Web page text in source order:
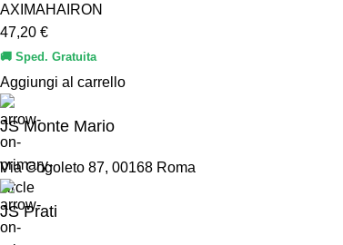
AXIMAHAIRON
47,20 €
🚚 Sped. Gratuita
Aggiungi al carrello
JS Monte Mario
Via Cogoleto 87, 00168 Roma
JS Prati